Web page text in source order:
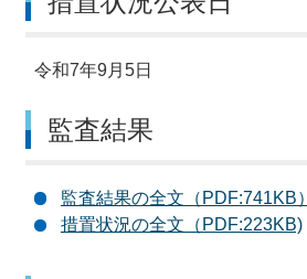
令和7年9月5日
監査結果
監査結果の全文（PDF:741KB）
措置状況の全文（PDF:223KB)